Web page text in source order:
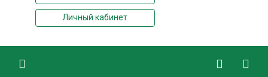
Личный кабинет